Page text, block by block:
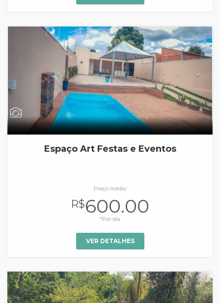
Espaço Art Festas e Eventos
Preço médio
R$600.00
*Por dia
VER DETALHES